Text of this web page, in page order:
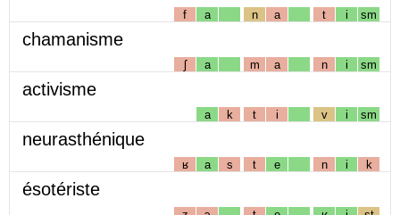
f a n a t i sm
chamanisme
ʃ a m a n i sm
activisme
a k t i v i sm
neurasthénique
ʁ a s t e n i k
ésotériste